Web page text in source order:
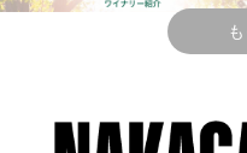
ワインメーカーのモーガ
前にチェックし、目視、
クし、小さなロットに分け